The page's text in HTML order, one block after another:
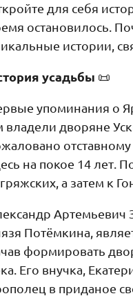
для себя
остановилось.
истории,
усадьбы 📜
упоминания о
владели дворяне
на покое 14 лет.
а затем к
Артемьевич
Потёмкина,
формировать
Его внучка,
в приданое